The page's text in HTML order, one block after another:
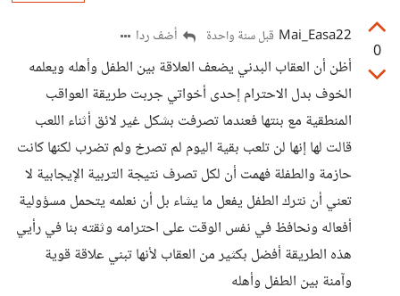
0
Mai_Easa22 قبل سنة واحدة أضف ردا
أظن أن العقاب البدني يضعف العلاقة بين الطفل وأهله ويعلمه
الخوف بدل الاحترام إحدى أخواتي جربت طريقة العواقب
المنطقية مع بنتها فعندما تصرفت بشكل غير لائق أثناء اللعب
قالت لها إنها لن تلعب بقية اليوم لم تصرخ ولم تضرب لكنها كانت
حازمة والطفلة فهمت أن لكل تصرف نتيجة التربية الإيجابية لا
تعني أن نترك الطفل يفعل ما يشاء بل أن نعلمه يتحمل مسؤولية
أفعاله ونحافظ في نفس الوقت على احترامه وثقته بنا في رأيي
هذه الطريقة أفضل بكثير من العقاب لأنها تبني علاقة قوية
وآمنة بين الطفل وأهله